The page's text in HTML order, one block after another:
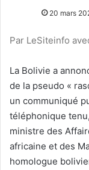
20 mars
Par LeSiteinfo
La Bolivie a
de la pseudo «
un communiqué
téléphonique
ministre des
africaine et des
homologue